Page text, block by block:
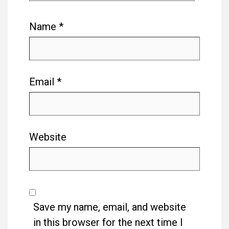
Name *
Email *
Website
Save my name, email, and website
in this browser for the next time I